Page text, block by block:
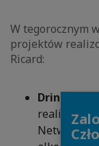
W tegorocznym
projektów
Ricard:
Drink More
Network,